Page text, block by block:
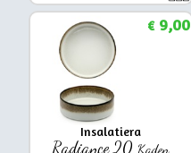
Insalatiera
Radiance 20 Kaden
€9,00